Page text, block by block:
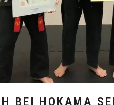
BEI HOKAMA